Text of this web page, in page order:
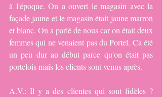
à l'époque. On a ouvert le magasin avec la
façade jaune et le magasin était jaune marron
et blanc. On a parlé de nous car on était deux
femmes qui ne venaient pas du Portel. Ca été
un peu dur au début parce qu'on était pas
portelois mais les clients sont venus après.
A.V.: Il y a des clientes qui sont fidèles ?